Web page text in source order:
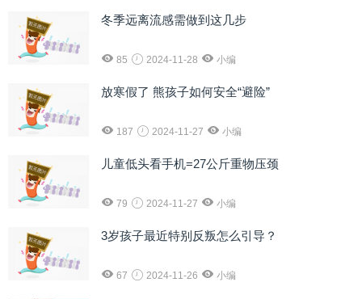
冬季远离流感需做到这几步
85 2024-11-28 小编
放寒假了 熊孩子如何安全“避险”
187 2024-11-27 小编
儿童低头看手机=27公斤重物压颈
79 2024-11-27 小编
3岁孩子最近特别反叛怎么引导？
67 2024-11-26 小编